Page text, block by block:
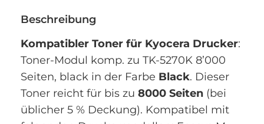
Beschreibung
Kompatibler Toner für Kyocera Drucker:
Toner-Modul komp. zu TK-5270K 8’000
Seiten, black in der Farbe Black. Dieser
Toner reicht für bis zu 8000 Seiten (bei
üblicher 5 % Deckung). Kompatibel mit